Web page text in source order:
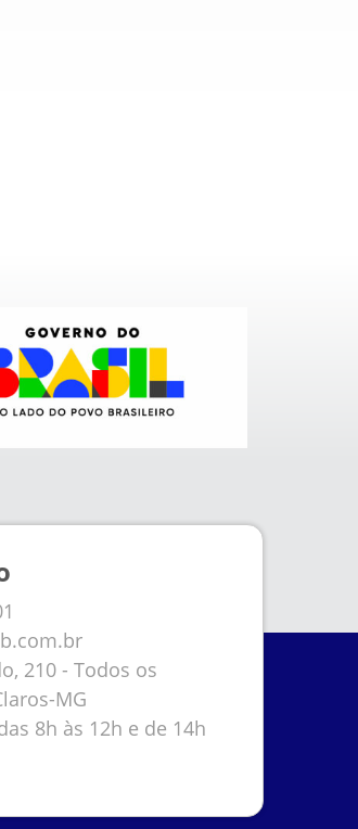
210 - Todos os
MG
8h às 12h e de 14h